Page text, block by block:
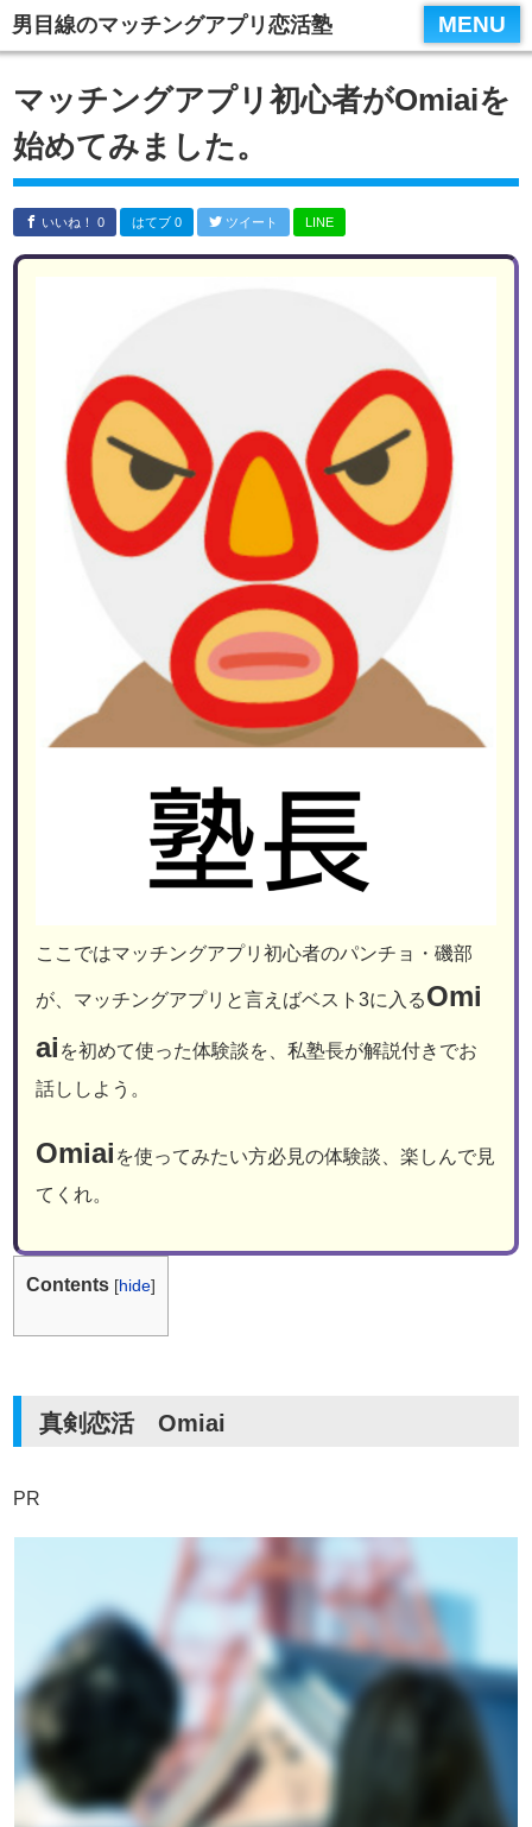
男目線のマッチングアプリ恋活塾 MENU
スマホメニュータイトル２
マッチングアプリ初心者がOmiaiを
始めてみました。
いいね！ 0 はてブ 0 ツイート LINE
ここではマッチングアプリ初心者のパンチョ・磯部
が、マッチングアプリと言えばベスト3に入るOmi
ai を初めて使った体験談を、私塾長が解説付きでお
話ししよう。
Omiai を使ってみたい方必見の体験談、楽しんで見
てくれ。
Contents [hide]
真剣恋活 Omiai
PR